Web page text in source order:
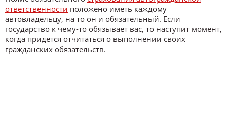
ответственности положено иметь каждому
автовладельцу, на то он и обязательный. Если
государство к чему-то обязывает вас, то наступит момент,
когда придётся отчитаться о выполнении своих
гражданских обязательств.